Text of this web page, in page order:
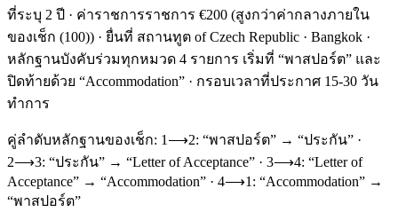
ที่ระบุ 2 ปี · ค่าราชการราชการ €200 (สูงกว่าค่ากลางภายใน
ของเช็ก (100)) · ยื่นที่ สถานทูต of Czech Republic · Bangkok ·
หลักฐานบังคับร่วมทุกหมวด 4 รายการ เริ่มที่ “พาสปอร์ต” และ
ปิดท้ายด้วย “Accommodation” · กรอบเวลาที่ประกาศ 15-30 วัน
ทำการ
คู่ลำดับหลักฐานของเช็ก: 1⟶2: “พาสปอร์ต” → “ประกัน” ·
2⟶3: “ประกัน” → “Letter of Acceptance” · 3⟶4: “Letter of
Acceptance” → “Accommodation” · 4⟶1: “Accommodation” →
“พาสปอร์ต”